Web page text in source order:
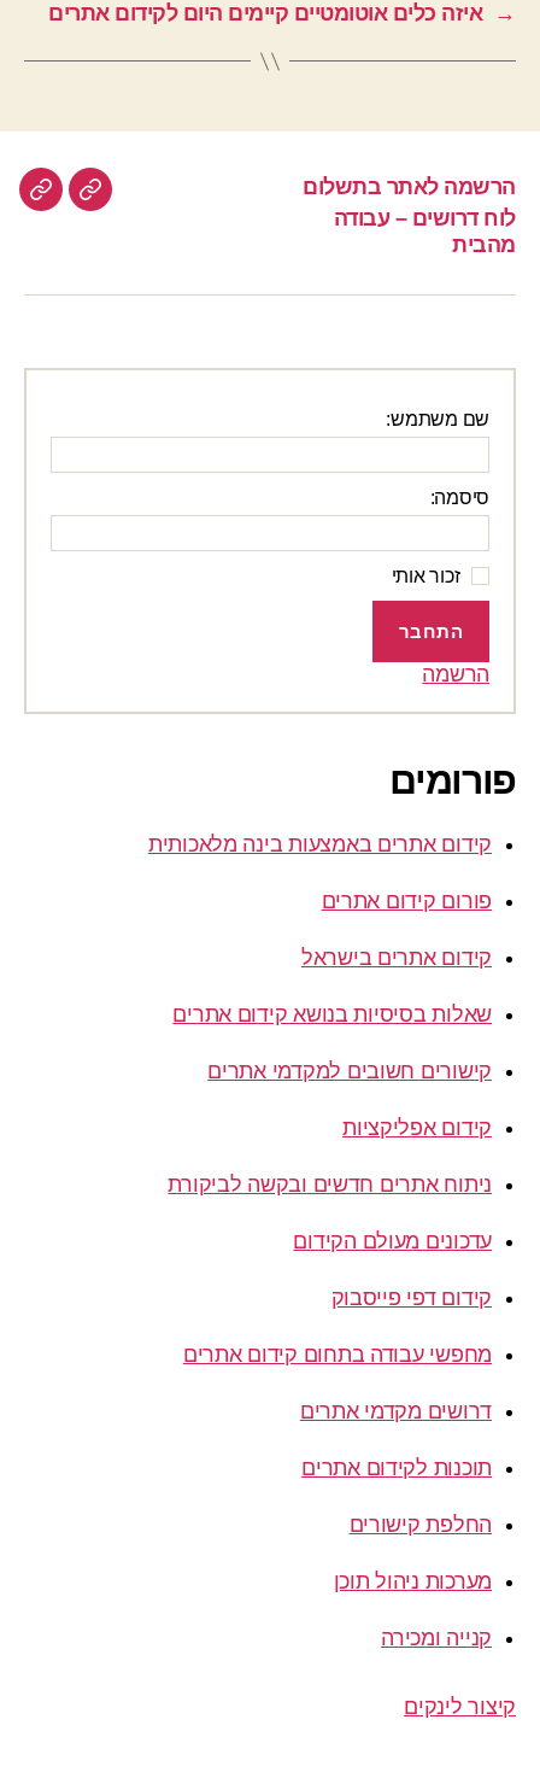
→ איזה כלים אוטומטיים קיימים היום לקידום אתרים
הרשמה לאתר בתשלום
לוח דרושים – עבודה
מהבית
הרשמה
לוח
שם משתמש:
סיסמה:
זכור אותי
התחבר
הרשמה
פורומים
קידום אתרים באמצעות בינה מלאכותית
פורום קידום אתרים
קידום אתרים בישראל
שאלות בסיסיות בנושא קידום אתרים
קישורים חשובים למקדמי אתרים
קידום אפליקציות
ניתוח אתרים חדשים ובקשה לביקורת
עדכונים מעולם הקידום
קידום דפי פייסבוק
מחפשי עבודה בתחום קידום אתרים
דרושים מקדמי אתרים
תוכנות לקידום אתרים
החלפת קישורים
מערכות ניהול תוכן
קנייה ומכירה
קיצור לינקים